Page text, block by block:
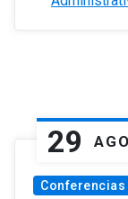
29 AGO
Conferencias